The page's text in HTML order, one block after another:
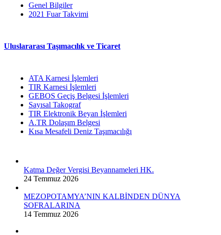
Genel Bilgiler
2021 Fuar Takvimi
Uluslararası Taşımacılık ve Ticaret
ATA Karnesi İşlemleri
TIR Karnesi İşlemleri
GEBOS Geçiş Belgesi İşlemleri
Sayısal Takograf
TIR Elektronik Beyan İşlemleri
A.TR Dolaşım Belgesi
Kısa Mesafeli Deniz Taşımacılığı
Katma Değer Vergisi Beyannameleri HK.
24 Temmuz 2026
MEZOPOTAMYA’NIN KALBİNDEN DÜNYA
SOFRALARINA
14 Temmuz 2026